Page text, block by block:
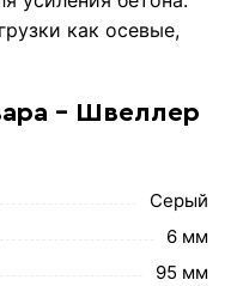
как осевые,
- Швеллер
Серый
6 мм
95 мм